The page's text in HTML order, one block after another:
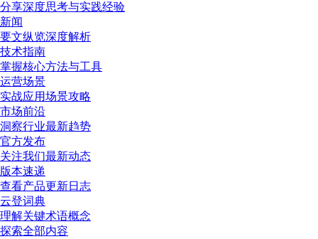
分享深度思考与实践经验
新闻
要文纵览深度解析
技术指南
掌握核心方法与工具
运营场景
实战应用场景攻略
市场前沿
洞察行业最新趋势
官方发布
关注我们最新动态
版本速递
查看产品更新日志
云登词典
理解关键术语概念
探索全部内容